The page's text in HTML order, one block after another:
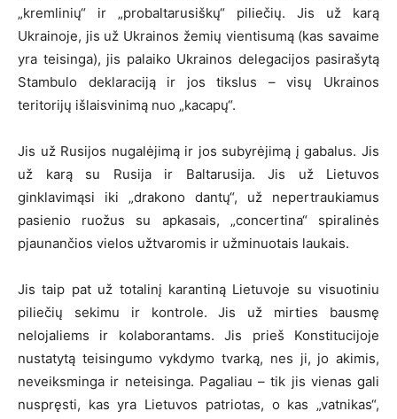
„kremlinių“ ir „probaltarusiškų“ piliečių. Jis už karą
Ukrainoje, jis už Ukrainos žemių vientisumą (kas savaime
yra teisinga), jis palaiko Ukrainos delegacijos pasirašytą
Stambulo deklaraciją ir jos tikslus – visų Ukrainos
teritorijų išlaisvinimą nuo „kacapų“.
Jis už Rusijos nugalėjimą ir jos subyrėjimą į gabalus. Jis
už karą su Rusija ir Baltarusija. Jis už Lietuvos
ginklavimąsi iki „drakono dantų“, už nepertraukiamus
pasienio ruožus su apkasais, „concertina“ spiralinės
pjaunančios vielos užtvaromis ir užminuotais laukais.
Jis taip pat už totalinį karantiną Lietuvoje su visuotiniu
piliečių sekimu ir kontrole. Jis už mirties bausmę
nelojaliems ir kolaborantams. Jis prieš Konstitucijoje
nustatytą teisingumo vykdymo tvarką, nes ji, jo akimis,
neveiksminga ir neteisinga. Pagaliau – tik jis vienas gali
nuspręsti, kas yra Lietuvos patriotas, o kas „vatnikas“,